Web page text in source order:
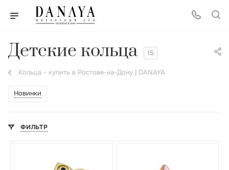
Детские кольца 15
Кольца - купить в Ростове-на-Дону | DANAYA
Новинки
ФИЛЬТР